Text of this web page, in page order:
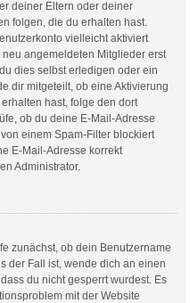
deiner Eltern oder deiner
folgen, die du erhalten hast.
vielleicht aktiviert
angemeldeten Mitglieder erst
dies selbst erledigen oder ein
dir mitgeteilt, ob eine Aktivierung
hast, folge den dort
ob du deine E-Mail-Adresse
einem Spam-Filter blockiert
E-Mail-Adresse korrekt
Administrator.
zunächst, ob dein Benutzername
der Fall ist, wende dich an einen
du nicht gesperrt wurdest. Es
mit der Website